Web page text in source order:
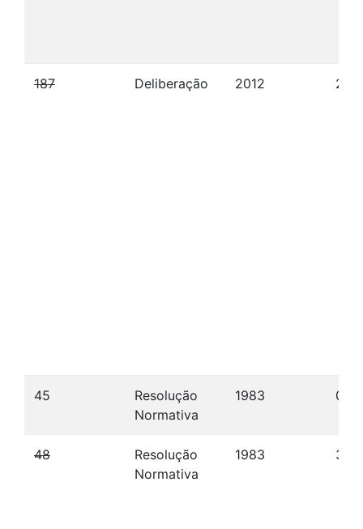
187 Deliberação 2012 27/
45
Resolução
Normativa
1983 08/
48
Resolução
Normativa
1983 30/